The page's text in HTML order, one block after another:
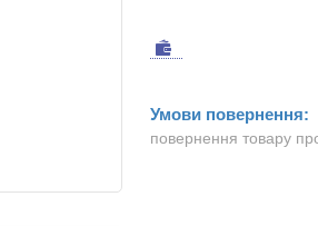
повернення товару